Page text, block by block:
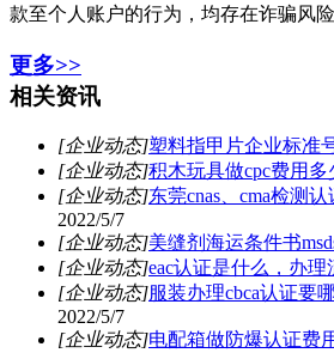
款至个人账户的行为，均存在诈骗风
更多>>
相关资讯
[企业动态]塑料指甲片企业标准
[企业动态]积木玩具做cpc费用多
[企业动态]东莞cnas、cma检测
2022/5/7
[企业动态]美缝剂海运条件书
[企业动态]eac认证是什么，办理
[企业动态]服装办理cbca认证要
2022/5/7
[企业动态]电配箱做防爆认证费